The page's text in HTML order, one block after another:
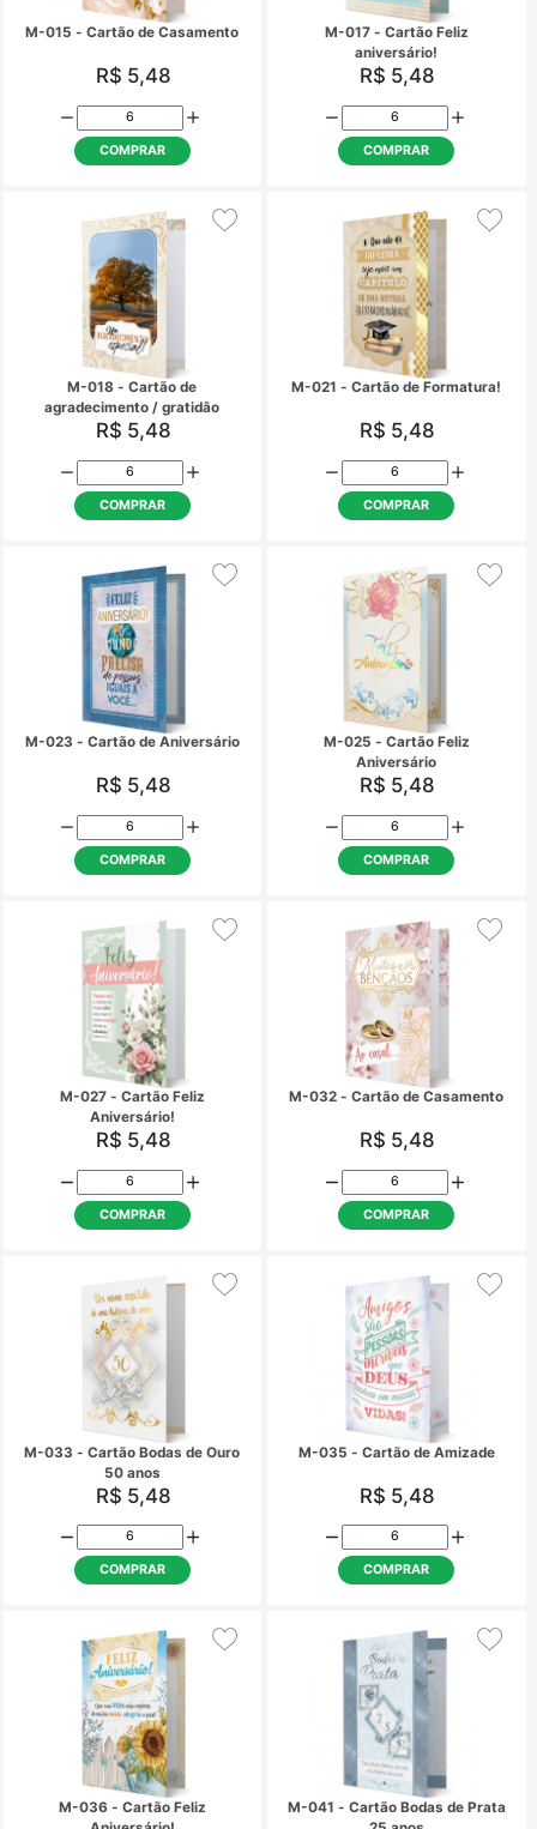
M-012 - Cartão Feliz
Aniversário
R$ 5,48
COMPRAR
M-014 - Cartão
15 anos
R$ 5,48
COMPRAR
M-015 - Cartão de Casamento
R$ 5,48
COMPRAR
M-017 - Cartão
R$ 5,48
M-018 - Cartão de
agradecimento / gratidão
R$ 5,48
COMPRAR
M-021 - Cartão de
R$ 5,48
M-023 - Cartão de Aniversário
R$ 5,48
COMPRAR
M-025 - Cartão
Aniversário
R$ 5,48
COMPRAR
M-027 - Cartão Feliz
Aniversário!
M-032 - Cartão de